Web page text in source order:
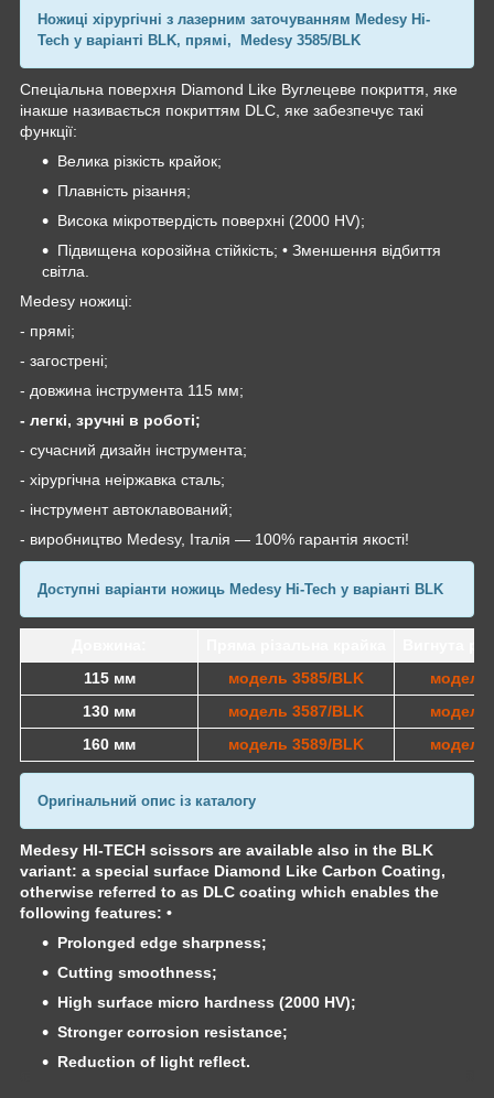
Ножиці хірургічні з лазерним заточуванням Medesy Hi-
Tech у варіанті BLK, прямі, Medesy 3585/BLK
Спеціальна поверхня Diamond Like Вуглецеве покриття, яке
інакше називається покриттям DLC, яке забезпечує такі
функції:
Велика різкість крайок;
Плавність різання;
Висока мікротвердість поверхні (2000 HV);
Підвищена корозійна стійкість; • Зменшення відбиття
світла.
Medesy ножиці:
- прямі;
- загострені;
- довжина інструмента 115 мм;
- легкі, зручні в роботі;
- сучасний дизайн інструмента;
- хірургічна неіржавка сталь;
- інструмент автоклавований;
- виробництво Medesy, Італія — 100% гарантія якості!
Доступні варіанти ножиць Medesy Hi-Tech у варіанті BLK
115 мм
модель 3585/BLK
модель
130 мм
модель 3587/BLK
модель
160 мм
модель 3589/BLK модель
Оригінальний опис із каталогу
Medesy HI-TECH scissors are available also in the BLK
variant: a special surface Diamond Like Carbon Coating,
otherwise referred to as DLC coating which enables the
following features: •
Prolonged edge sharpness;
Cutting smoothness;
High surface micro hardness (2000 HV);
Stronger corrosion resistance;
Reduction of light reflect.